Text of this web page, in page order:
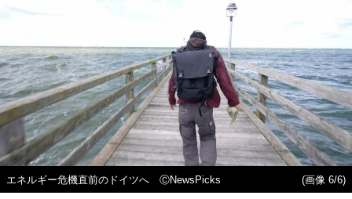
エネルギー危機直前のドイツへ ⒸNewsPicks (画像 6/6)